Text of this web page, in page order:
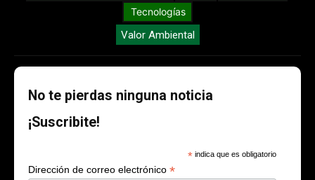
Tecnologías
Valor Ambiental
No te pierdas ninguna noticia
¡Suscribite!
* indica que es obligatorio
Dirección de correo electrónico *